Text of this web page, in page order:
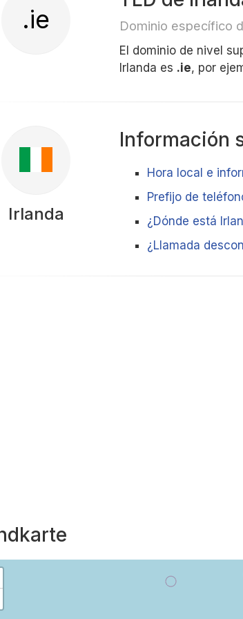
.ie Dominio específico
El dominio de nivel
Irlanda es .ie, por
Irlanda
Información
Hora local e
Prefijo de
¿Dónde está
¿Llamada